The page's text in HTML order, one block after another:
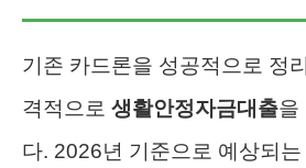
기존 카드론을 성공적으로 정
격적으로 생활안정자금대출을
다. 2026년 기준으로 예상되